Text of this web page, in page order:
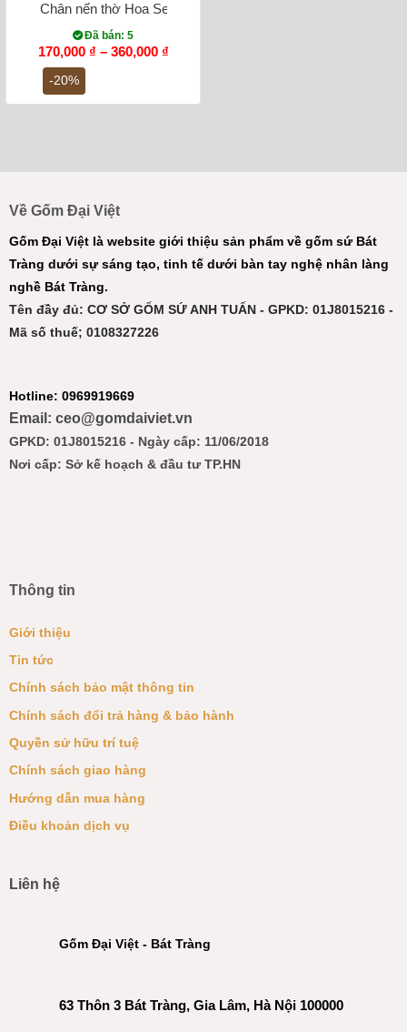
-20%
Chân nến thờ Hoa Sen men rạn đắp nổi Bát Tràng
Đã bán: 5
170,000 ₫ – 360,000 ₫Khoảng
đến
Về Gốm Đại Việt
Gốm Đại Việt là website giới thiệu sản phẩm về gốm sứ Bát
Tràng dưới sự sáng tạo, tinh tế dưới bàn tay nghệ nhân làng
nghề Bát Tràng.
Tên đầy đủ: CƠ SỞ GỐM SỨ ANH TUẤN - GPKD: 01J8015216 -
Mã số thuế; 0108327226
Hotline: 0969919669
Email: ceo@gomdaiviet.vn
GPKD: 01J8015216 - Ngày cấp: 11/06/2018
Nơi cấp: Sở kế hoạch & đầu tư TP.HN
Thông tin
Giới thiệu
Tin tức
Chính sách bảo mật thông tin
Chính sách đổi trả hàng & bảo hành
Quyền sử hữu trí tuệ
Chính sách giao hàng
Hướng dẫn mua hàng
Điều khoản dịch vụ
Liên hệ
Gốm Đại Việt - Bát Tràng
63 Thôn 3 Bát Tràng, Gia Lâm, Hà Nội 100000